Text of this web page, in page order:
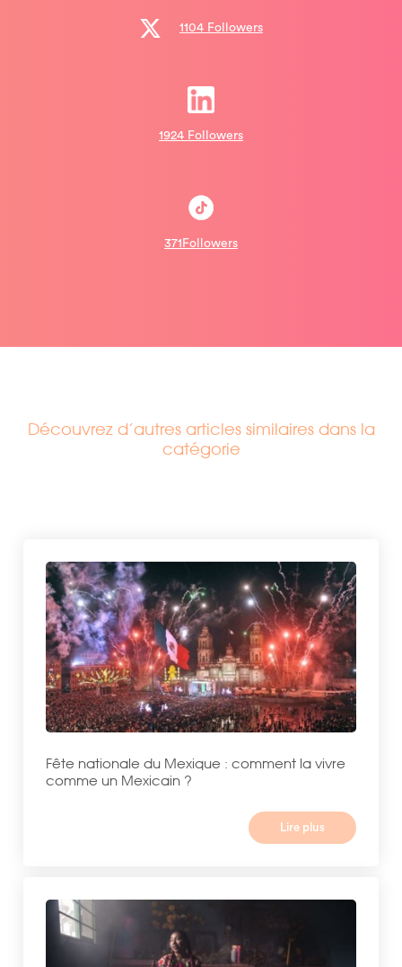
1104 Followers
1924 Followers
371Followers
Découvrez d’autres articles similaires dans la
catégorie
Fête nationale du Mexique : comment la vivre
comme un Mexicain ?
Lire plus